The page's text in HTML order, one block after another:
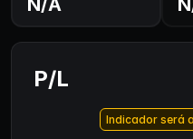
P/L
Indicador será